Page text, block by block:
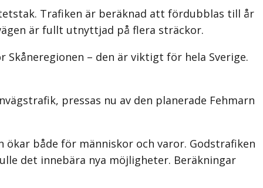
Trafiken är beräknad att fördubblas till år
är fullt utnyttjad på flera sträckor.
– den är viktigt för hela Sverige.
pressas nu av den planerade Fehmarn
både för människor och varor. Godstrafiken
det innebära nya möjligheter. Beräkningar